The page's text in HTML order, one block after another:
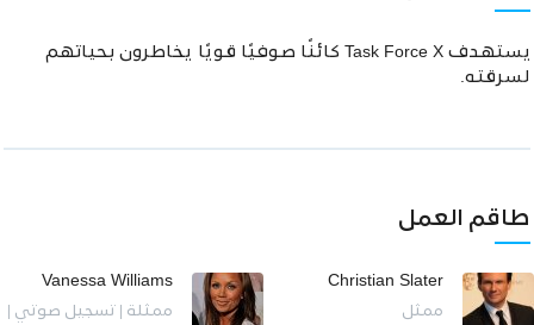
يستهدف Task Force X كائنًا صوفيًا قويًا يخاطرون بحياتهم
لسرقته.
طاقم العمل
Christian Slater
ممثل
Vanessa Williams
ممثلة | تسجيل صوتي |